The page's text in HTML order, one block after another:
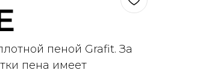
пеной Grafit. За
пена имеет